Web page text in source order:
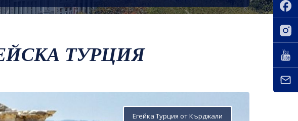
ТУРЦИЯ
Егейка Турция от Кърджали